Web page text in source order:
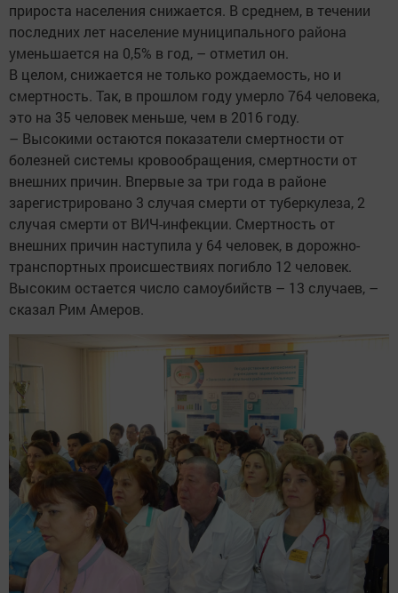
прироста населения снижается. В среднем, в течении
последних лет население муниципального района
уменьшается на 0,5% в год, – отметил он.
В целом, снижается не только рождаемость, но и
смертность. Так, в прошлом году умерло 764 человека,
это на 35 человек меньше, чем в 2016 году.
– Высокими остаются показатели смертности от
болезней системы кровообращения, смертности от
внешних причин. Впервые за три года в районе
зарегистрировано 3 случая смерти от туберкулеза, 2
случая смерти от ВИЧ-инфекции. Смертность от
внешних причин наступила у 64 человек, в дорожно-
транспортных происшествиях погибло 12 человек.
Высоким остается число самоубийств – 13 случаев, –
сказал Рим Амеров.